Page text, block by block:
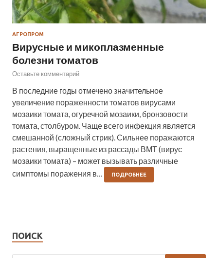
АГРОПРОМ
Вирусные и микоплазменные
болезни томатов
Оставьте комментарий
В последние годы отмечено значительное
увеличение пораженности томатов вирусами
мозаики томата, огуречной мозаики, бронзовости
томата, столбуром. Чаще всего инфекция является
смешанной (сложный стрик). Сильнее поражаются
растения, выращенные из рассады ВМТ (вирус
мозаики томата) – может вызывать различные
симптомы поражения в…
ПОДРОБНЕЕ
ПОИСК